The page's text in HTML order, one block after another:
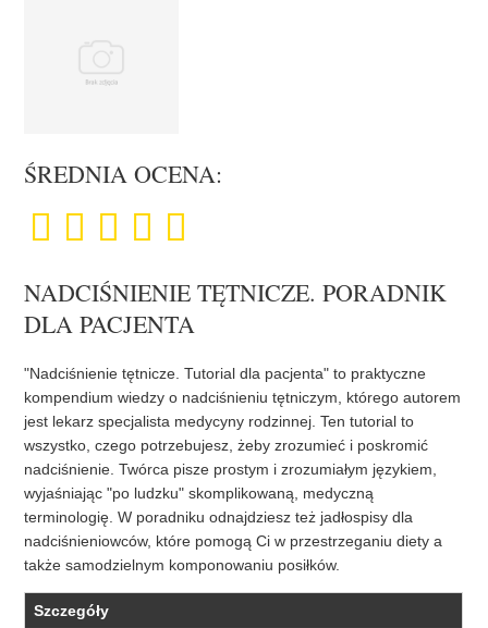
ŚREDNIA OCENA:
NADCIŚNIENIE TĘTNICZE. PORADNIK
DLA PACJENTA
"Nadciśnienie tętnicze. Tutorial dla pacjenta" to praktyczne
kompendium wiedzy o nadciśnieniu tętniczym, którego autorem
jest lekarz specjalista medycyny rodzinnej. Ten tutorial to
wszystko, czego potrzebujesz, żeby zrozumieć i poskromić
nadciśnienie. Twórca pisze prostym i zrozumiałym językiem,
wyjaśniając "po ludzku" skomplikowaną, medyczną
terminologię. W poradniku odnajdziesz też jadłospisy dla
nadciśnieniowców, które pomogą Ci w przestrzeganiu diety a
także samodzielnym komponowaniu posiłków.
Szczegóły